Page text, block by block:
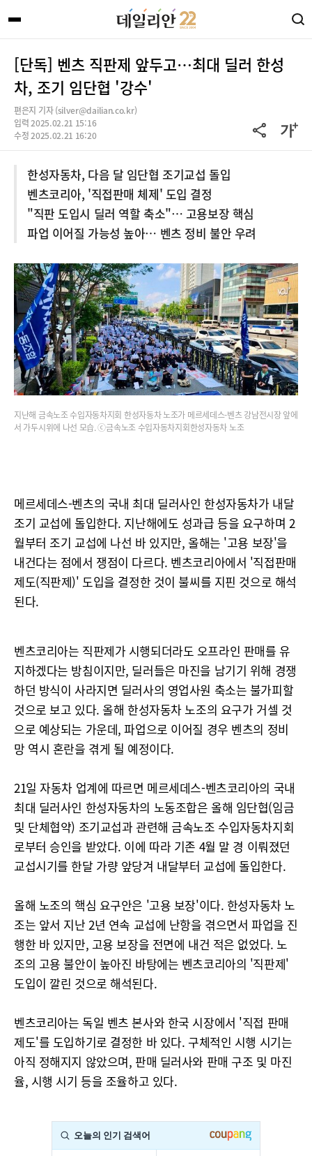
[단독] 벤츠 직판제 앞두고…최대 딜러 한성
차, 조기 임단협 '강수'
편은지 기자 (silver@dailian.co.kr)
입력 2025.02.21 15:16
수정 2025.02.21 16:20
한성자동차, 다음 달 임단협 조기교섭 돌입
벤츠코리아, '직접판매 체제' 도입 결정
"직판 도입시 딜러 역할 축소"… 고용보장 핵심
파업 이어질 가능성 높아… 벤츠 정비 불안 우려
지난해 금속노조 수입자동차지회 한성자동차 노조가 메르세데스-벤츠 강남전시장 앞에
서 가두시위에 나선 모습. ⓒ금속노조 수입자동차지회한성자동차 노조
메르세데스-벤츠의 국내 최대 딜러사인 한성자동차가 내달
조기 교섭에 돌입한다. 지난해에도 성과급 등을 요구하며 2
월부터 조기 교섭에 나선 바 있지만, 올해는 '고용 보장'을
내건다는 점에서 쟁점이 다르다. 벤츠코리아에서 '직접판매
제도(직판제)' 도입을 결정한 것이 불씨를 지핀 것으로 해석
된다.
벤츠코리아는 직판제가 시행되더라도 오프라인 판매를 유
지하겠다는 방침이지만, 딜러들은 마진을 남기기 위해 경쟁
하던 방식이 사라지면 딜러사의 영업사원 축소는 불가피할
것으로 보고 있다. 올해 한성자동차 노조의 요구가 거셀 것
으로 예상되는 가운데, 파업으로 이어질 경우 벤츠의 정비
망 역시 혼란을 겪게 될 예정이다.
21일 자동차 업계에 따르면 메르세데스-벤츠코리아의 국내
최대 딜러사인 한성자동차의 노동조합은 올해 임단협(임금
및 단체협약) 조기교섭과 관련해 금속노조 수입자동차지회
로부터 승인을 받았다. 이에 따라 기존 4월 말 경 이뤄졌던
교섭시기를 한달 가량 앞당겨 내달부터 교섭에 돌입한다.
올해 노조의 핵심 요구안은 '고용 보장'이다. 한성자동차 노
조는 앞서 지난 2년 연속 교섭에 난항을 겪으면서 파업을 진
행한 바 있지만, 고용 보장을 전면에 내건 적은 없었다. 노
조의 고용 불안이 높아진 바탕에는 벤츠코리아의 '직판제'
도입이 깔린 것으로 해석된다.
벤츠코리아는 독일 벤츠 본사와 한국 시장에서 '직접 판매
제도'를 도입하기로 결정한 바 있다. 구체적인 시행 시기는
아직 정해지지 않았으며, 판매 딜러사와 판매 구조 및 마진
율, 시행 시기 등을 조율하고 있다.